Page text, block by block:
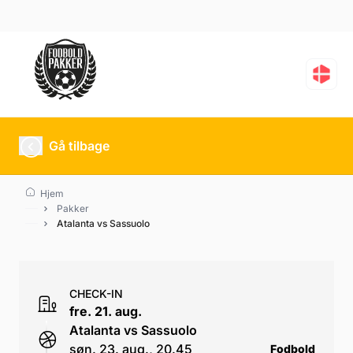
Atalanta vs Sassuolo
Gå tilbage
Hjem
Pakker
Atalanta vs Sassuolo
CHECK-IN
fre. 21. aug.
Atalanta vs Sassuolo
søn. 23. aug., 20.45
Fodbold